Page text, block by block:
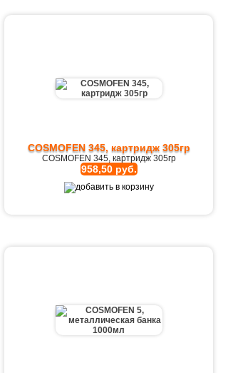
COSMOFEN 345, картридж 305гр
COSMOFEN 345, картридж 305гр
958,50 руб.